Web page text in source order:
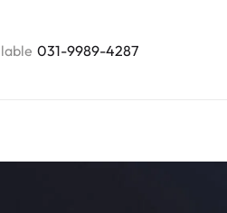
031-9989-4287